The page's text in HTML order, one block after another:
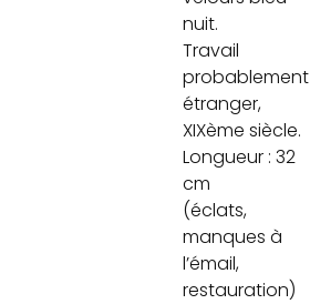
nuit.
Travail
probablement
étranger,
XIXème siècle.
Longueur : 32
cm
(éclats,
manques à
l’émail,
restauration)